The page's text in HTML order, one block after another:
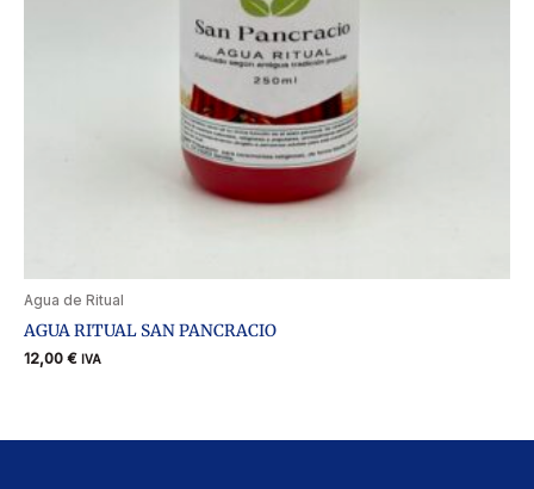
Agua de Ritual
AGUA RITUAL SAN PANCRACIO
12,00 € IVA